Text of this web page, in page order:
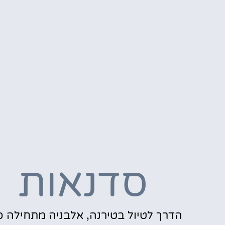
סדנאות
הדרך לטיול בטירנה, אלבניה מתחילה